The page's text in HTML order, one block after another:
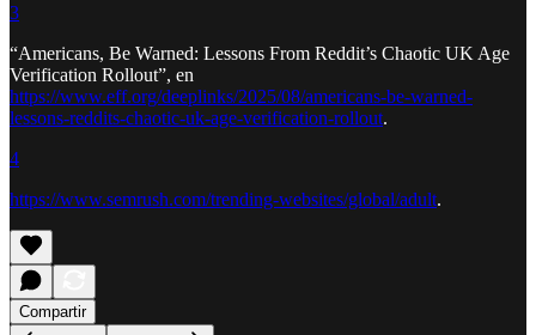
3
“Americans, Be Warned: Lessons From Reddit’s Chaotic UK Age
Verification Rollout”, en
https://www.eff.org/deeplinks/2025/08/americans-be-warned-
lessons-reddits-chaotic-uk-age-verification-rollout.
4
https://www.semrush.com/trending-websites/global/adult.
Compartir